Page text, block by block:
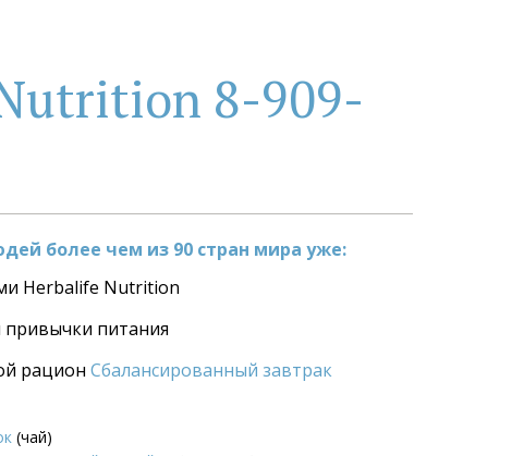
8-909-
более чем из 90 стран мира уже:
Herbalife Nutrition
питания
рацион Сбалансированный завтрак
(чай)